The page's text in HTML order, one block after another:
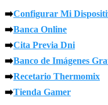
➡️Configurar Mi
➡️Banca Online
➡️Cita Previa Dni
➡️Banco de Imágenes
➡️Recetario Thermomix
➡️Tienda Gamer